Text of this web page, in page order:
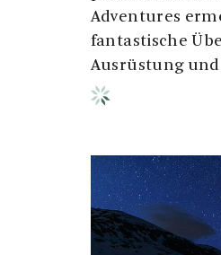
Adventures
fantastische
Ausrüstung